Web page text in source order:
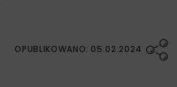
OPUBLIKOWANO: 05.02.2024